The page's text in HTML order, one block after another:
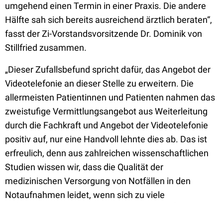
umgehend einen Termin in einer Praxis. Die andere
Hälfte sah sich bereits ausreichend ärztlich beraten“,
fasst der Zi-Vorstandsvorsitzende Dr. Dominik von
Stillfried zusammen.
„Dieser Zufallsbefund spricht dafür, das Angebot der
Videotelefonie an dieser Stelle zu erweitern. Die
allermeisten Patientinnen und Patienten nahmen das
zweistufige Vermittlungsangebot aus Weiterleitung
durch die Fachkraft und Angebot der Videotelefonie
positiv auf, nur eine Handvoll lehnte dies ab. Das ist
erfreulich, denn aus zahlreichen wissenschaftlichen
Studien wissen wir, dass die Qualität der
medizinischen Versorgung von Notfällen in den
Notaufnahmen leidet, wenn sich zu viele